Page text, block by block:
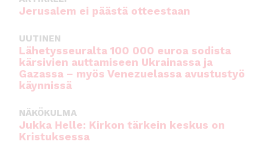
Jerusalem ei päästä otteestaan
UUTINEN
Lähetysseuralta 100 000 euroa sodista
kärsivien auttamiseen Ukrainassa ja
Gazassa – myös Venezuelassa avustustyö
käynnissä
NÄKÖKULMA
Jukka Helle: Kirkon tärkein keskus on
Kristuksessa